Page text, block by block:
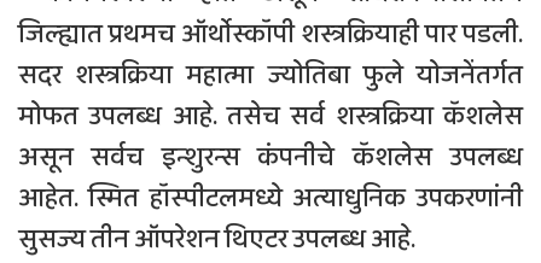
जिल्ह्यात प्रथमच ऑर्थोस्कॉपी शस्त्रक्रियाही पार पडली.
सदर शस्त्रक्रिया महात्मा ज्योतिबा फुले योजनेंतर्गत
मोफत उपलब्ध आहे. तसेच सर्व शस्त्रक्रिया कॅशलेस
असून सर्वच इन्शुरन्स कंपनीचे कॅशलेस उपलब्ध
आहेत. स्मित हॉस्पीटलमध्ये अत्याधुनिक उपकरणांनी
सुसज्य तीन ऑपरेशन थिएटर उपलब्ध आहे.